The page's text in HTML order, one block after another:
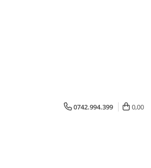
0742.994.399 0,00